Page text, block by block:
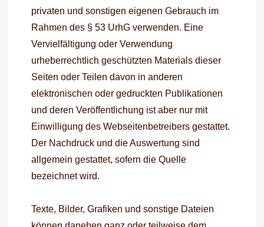
privaten und sonstigen eigenen Gebrauch im
Rahmen des § 53 UrhG verwenden. Eine
Vervielfältigung oder Verwendung
urheberrechtlich geschützten Materials dieser
Seiten oder Teilen davon in anderen
elektronischen oder gedruckten Publikationen
und deren Veröffentlichung ist aber nur mit
Einwilligung des Webseitenbetreibers gestattet.
Der Nachdruck und die Auswertung sind
allgemein gestattet, sofern die Quelle
bezeichnet wird.
Texte, Bilder, Grafiken und sonstige Dateien